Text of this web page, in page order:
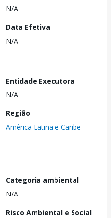
N/A
Data Efetiva
N/A
Entidade Executora
N/A
Região
América Latina e Caribe
Categoria ambiental
N/A
Risco Ambiental e Social